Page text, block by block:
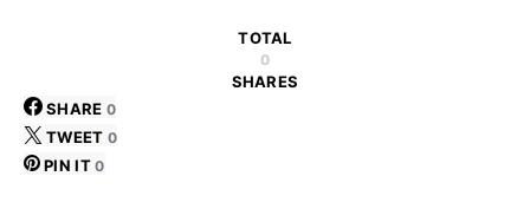
TOTAL
0
SHARES
SHARE 0
TWEET 0
PIN IT 0